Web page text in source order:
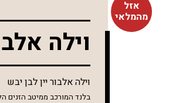
אזל
מהמלאי
וילה
וילה אלבור יין לבן יבש
בלנד המורכב ממיטב הזנים